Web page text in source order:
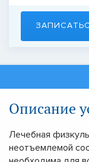
Описание
Лечебная
неотъемлемой